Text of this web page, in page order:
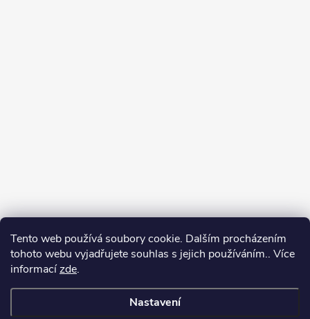
Tento web používá soubory cookie. Dalším procházením
tohoto webu vyjadřujete souhlas s jejich používáním.. Více
informacízde.
Nastavení
Spolupracujeme